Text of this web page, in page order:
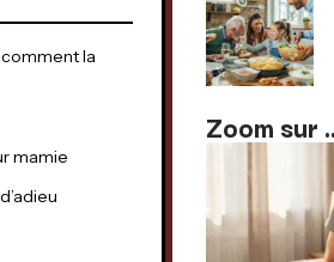
la
mamie
Zoom sur